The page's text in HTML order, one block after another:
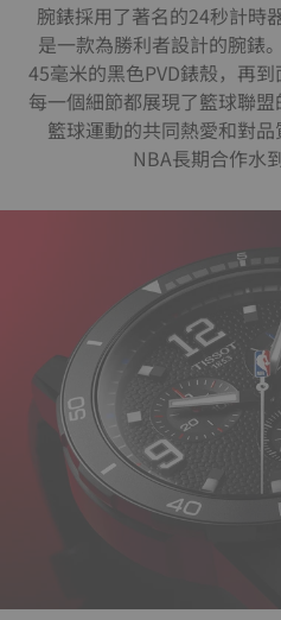
腕錶採用了著名的24秒計時
是一款為勝利者設計的腕錶
45毫米的黑色PVD錶殼，再到
每一個細節都展現了籃球聯
籃球運動的共同熱愛和對
NBA長期合作水